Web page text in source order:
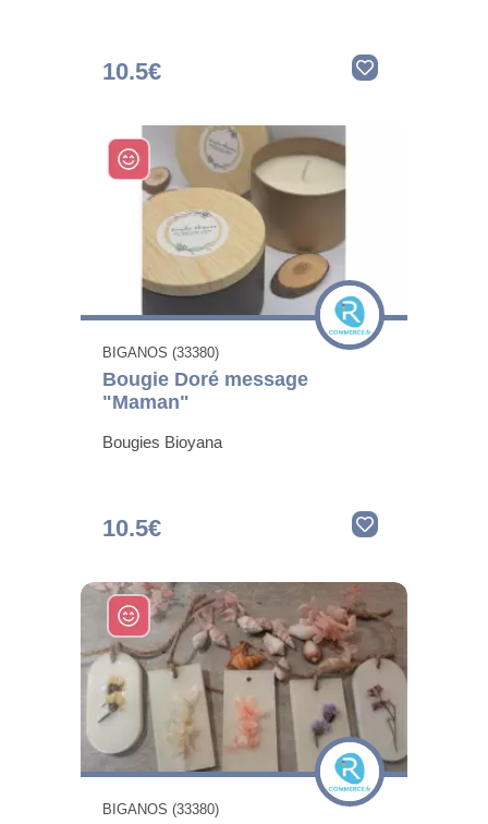
10.5€
BIGANOS (33380)
Bougie Doré message
"Maman"
Bougies Bioyana
10.5€
BIGANOS (33380)